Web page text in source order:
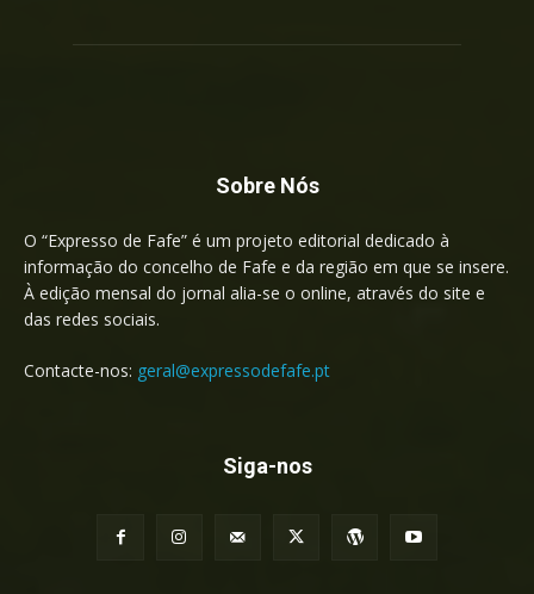
Sobre Nós
O “Expresso de Fafe” é um projeto editorial dedicado à
informação do concelho de Fafe e da região em que se insere.
À edição mensal do jornal alia-se o online, através do site e
das redes sociais.
Contacte-nos: geral@expressodefafe.pt
Siga-nos